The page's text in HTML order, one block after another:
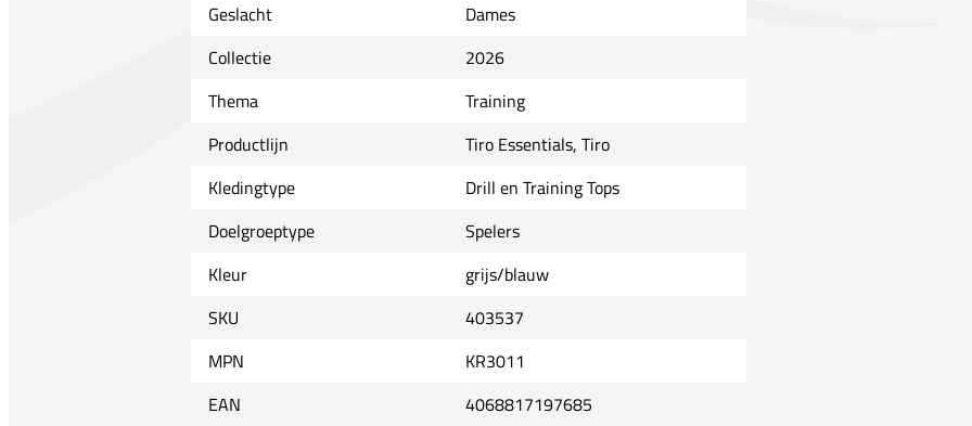
Geslacht
Dames
Collectie
2026
Thema
Training
Productlijn
Tiro Essentials, Tiro
Kledingtype
Drill en Training Tops
Doelgroeptype
Spelers
Kleur
grijs/blauw
SKU
403537
MPN
KR3011
EAN
4068817197685